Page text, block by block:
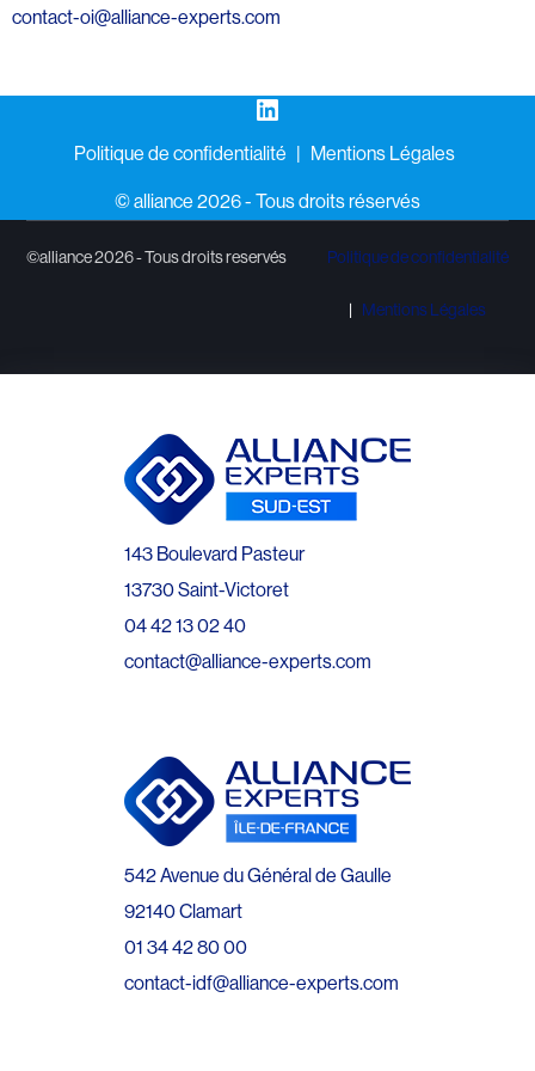
contact-oi@alliance-experts.com
LinkedIn
Politique de confidentialité Mentions Légales
©️ alliance 2026 - Tous droits réservés
©alliance 2026 - Tous droits reservés Politique de confidentialité
Mentions Légales
143 Boulevard Pasteur
13730 Saint-Victoret
04 42 13 02 40
contact@alliance-experts.com
542 Avenue du Général de Gaulle
92140 Clamart
01 34 42 80 00
contact-idf@alliance-experts.com